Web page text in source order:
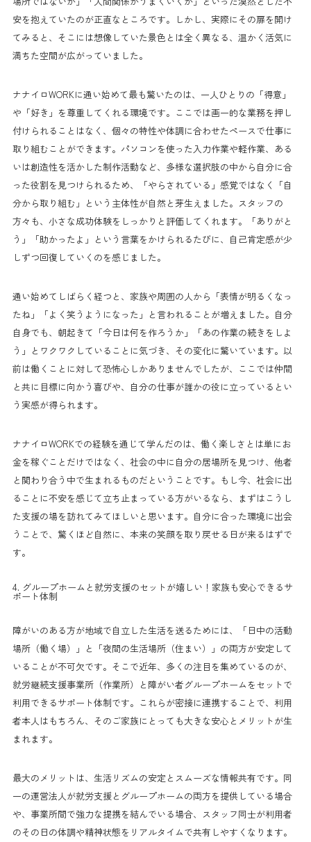
安を抱えていたのが正直なところです。しかし、実際にその扉を開け
てみると、そこには想像していた景色とは全く異なる、温かく活気に
満ちた空間が広がっていました。
ナナイロWORKに通い始めて最も驚いたのは、一人ひとりの「得意」
や「好き」を尊重してくれる環境です。ここでは画一的な業務を押し
付けられることはなく、個々の特性や体調に合わせたペースで仕事に
取り組むことができます。パソコンを使った入力作業や軽作業、ある
いは創造性を活かした制作活動など、多様な選択肢の中から自分に合
った役割を見つけられるため、「やらされている」感覚ではなく「自
分から取り組む」という主体性が自然と芽生えました。スタッフの
方々も、小さな成功体験をしっかりと評価してくれます。「ありがと
う」「助かったよ」という言葉をかけられるたびに、自己肯定感が少
しずつ回復していくのを感じました。
通い始めてしばらく経つと、家族や周囲の人から「表情が明るくなっ
たね」「よく笑うようになった」と言われることが増えました。自分
自身でも、朝起きて「今日は何を作ろうか」「あの作業の続きをしよ
う」とワクワクしていることに気づき、その変化に驚いています。以
前は働くことに対して恐怖心しかありませんでしたが、ここでは仲間
と共に目標に向かう喜びや、自分の仕事が誰かの役に立っているとい
う実感が得られます。
ナナイロWORKでの経験を通じて学んだのは、働く楽しさとは単にお
金を稼ぐことだけではなく、社会の中に自分の居場所を見つけ、他者
と関わり合う中で生まれるものだということです。もし今、社会に出
ることに不安を感じて立ち止まっている方がいるなら、まずはこうし
た支援の場を訪れてみてほしいと思います。自分に合った環境に出会
うことで、驚くほど自然に、本来の笑顔を取り戻せる日が来るはずで
す。
4. グループホームと就労支援のセットが嬉しい！家族も安心できるサ
ポート体制
障がいのある方が地域で自立した生活を送るためには、「日中の活動
場所（働く場）」と「夜間の生活場所（住まい）」の両方が安定して
いることが不可欠です。そこで近年、多くの注目を集めているのが、
就労継続支援事業所（作業所）と障がい者グループホームをセットで
利用できるサポート体制です。これらが密接に連携することで、利用
者本人はもちろん、そのご家族にとっても大きな安心とメリットが生
まれます。
最大のメリットは、生活リズムの安定とスムーズな情報共有です。同
一の運営法人が就労支援とグループホームの両方を提供している場合
や、事業所間で強力な提携を結んでいる場合、スタッフ同士が利用者
のその日の体調や精神状態をリアルタイムで共有しやすくなります。